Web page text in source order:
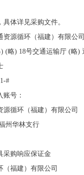
体详见采购文件。
资源循环（福建）有限公司
(略) 18号交通运输厅 (略)
#
号：
源循环（福建）有限公司
州华林支行
采购响应保证金
（福建）有限公司